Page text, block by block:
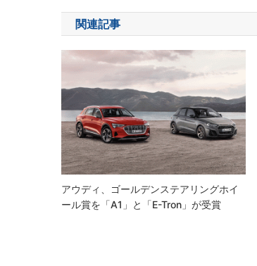
ナ
ビ
ゲ
ー
シ
ョ
ン
関連記事
アウディ、ゴールデンステアリングホイ
ール賞を「A1」と「e-Tron」が受賞